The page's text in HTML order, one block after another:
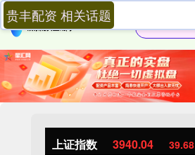
上证指数 3940.04 39.68
贵丰配资 相关话题